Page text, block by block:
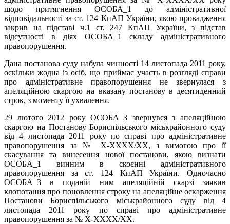
щодо притягнення ОСОБА_1 до адміністративної
відповідальності за ст. 124 КпАП України, якою провадження
закрив на підставі ч.1 ст. 247 КпАП України, з підстав
відсутності в діях ОСОБА_1 складу адміністративного
правопорушення.
Дана постанова суду набула чинності 14 листопада 2011 року,
оскільки жодна із осіб, що приймає участь в розгляді справи
про адміністративне правопорушення не звернулася з
апеляційною скаргою на вказану постанову в десятиденний
строк, з моменту її ухвалення.
29 лютого 2012 року ОСОБА_3 звернувся з апеляційною
скаргою на Постанову Бориспільського міськрайонного суду
від 4 листопада 2011 року по справі про адміністративне
правопорушення за № X-XXXX/XX, з вимогою про її
скасування та винесення нової постанови, якою визнати
ОСОБА_1 винним в скоєнні адміністративного
правопорушення за ст. 124 КпАП України. Одночасно
ОСОБА_3 в поданій ним апеляційній скарзі заявив
клопотання про поновлення строку на апеляційне оскарження
Постанови Бориспільського міськрайонного суду від 4
листопада 2011 року по справі про адміністративне
правопорушення за № X-XXXX/XX.